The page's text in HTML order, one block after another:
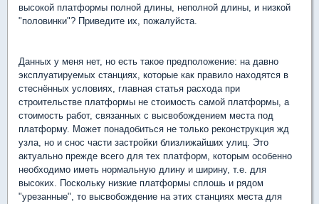
высокой платформы полной длины, неполной длины, и низкой
"половинки"? Приведите их, пожалуйста.
Данных у меня нет, но есть такое предположение: на давно
эксплуатируемых станциях, которые как правило находятся в
стеснённых условиях, главная статья расхода при
строительстве платформы не стоимость самой платформы, а
стоимость работ, связанных с высвобождением места под
платформу. Может понадобиться не только реконструкция жд
узла, но и снос части застройки близлижайших улиц. Это
актуально прежде всего для тех платформ, которым особенно
необходимо иметь нормальную длину и ширину, т.е. для
высоких. Поскольку низкие платформы сплошь и рядом
"урезанные", то высвобождение на этих станциях места для